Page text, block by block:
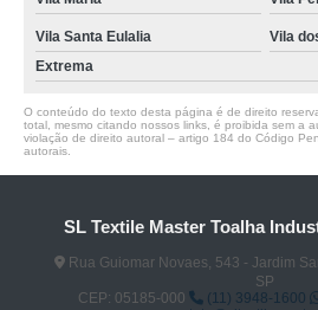
Vila Santa Eulalia
Vila
Extrema
O conteúdo do texto desta página é de direito
total, mesmo citando nossos links, é proibida sem a
violação de direito autoral – artigo 184 do Código
autorais
SL Textile Master Toalha
Rua Guiomar Novaes, 543 - Jardim
SP
CEP: 05185-000
(11) 3948-1600